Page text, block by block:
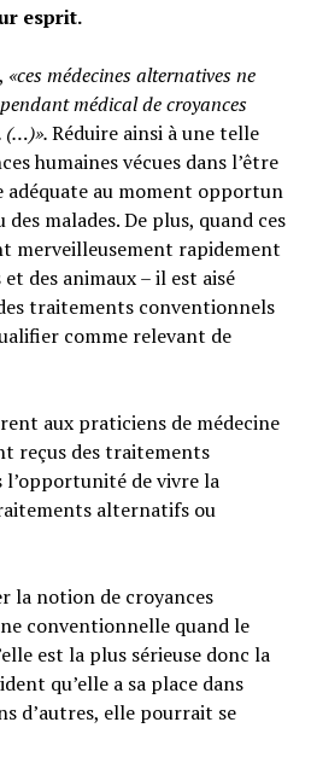
esprit.
«ces médecines alternatives ne
médical de croyances
(…)».Réduire ainsi à une telle
humaines vécues dans l’être
adéquate au moment opportun
malades. De plus, quand ces
merveilleusement rapidement
des animaux – il est aisé
traitements conventionnels
comme relevant de
aux praticiens de médecine
reçus des traitements
de vivre la
alternatifs ou
la notion de croyances
conventionnelle quand le
est la plus sérieuse donc la
qu’elle a sa place dans
d’autres, elle pourrait se